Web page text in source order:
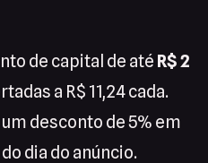
de capital de até R$ 2
a R$ 11,24 cada.
desconto de 5% em
dia do anúncio.